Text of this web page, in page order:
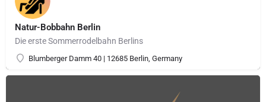
Natur-Bobbahn Berlin
Die erste Sommerrodelbahn Berlins
Blumberger Damm 40 | 12685 Berlin, Germany